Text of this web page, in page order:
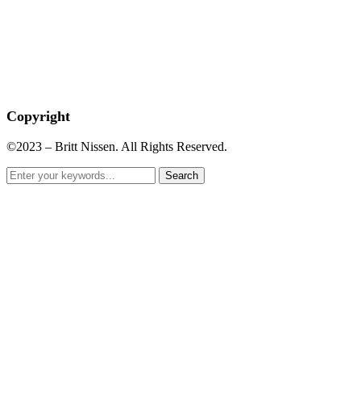
Copyright
©2023 – Britt Nissen. All Rights Reserved.